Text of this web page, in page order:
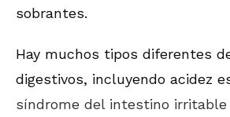
sobrantes.
Hay muchos tipos diferentes
digestivos, incluyendo acidez
síndrome del intestino irritable